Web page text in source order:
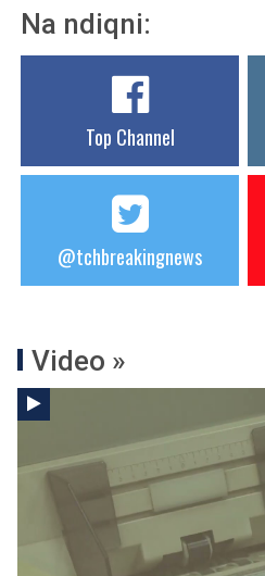
Na ndiqni:
Top Channel
@tchbreakingnews
Video »